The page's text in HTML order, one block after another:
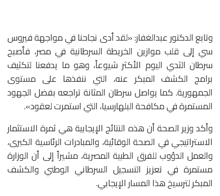
‏‎وتابع الدكتور عبدالغفار: «لقد أدى نجاحنا في مواجهة فيروس
سي إلى قلب موازين الخريطة السرطانية في مصر، فأصبح
سرطان الثدي اليوم الأكثر شيوعاً، وهو ما يدفعنا لتكثيف
برامج الكشف المبكر عنه، التي ننفذها على مستوى
الجمهورية. كما يواصل سرطان المثانة تراجعه بفضل الجهود
المستمرة في مكافحة البلهارسيا، التي استمرت لعقود».
‏‎وأكد وزير الصحة أن هذه النتائج الإيجابية هي ثمرة الاستثمار
الاستراتيجي في الصحة الوقائية، والمبادرات الرئاسية الكبرى،
والعمل الدؤوب للفرق الطبية المصرية، مشيراً إلى أن الوزارة
مستمرة في تعزيز التسجيل السرطاني الوطني والكشف
المبكر لترسيخ هذا المسار الإيجابي.